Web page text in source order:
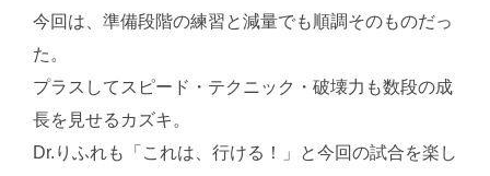
今回は、準備段階の練習と減量でも順調そのものだっ
た。
プラスしてスピード・テクニック・破壊力も数段の成
長を見せるカズキ。
Dr.りふれも「これは、行ける！」と今回の試合を楽し